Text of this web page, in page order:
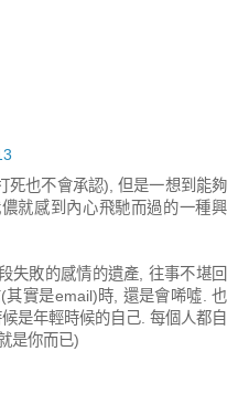
死也不會承認), 但是一想到能夠
就感到內心飛馳而過的一種興
失敗的感情的遺產, 往事不堪回
實是email)時, 還是會唏噓. 也
是年輕時候的自己. 每個人都自
是你而已)